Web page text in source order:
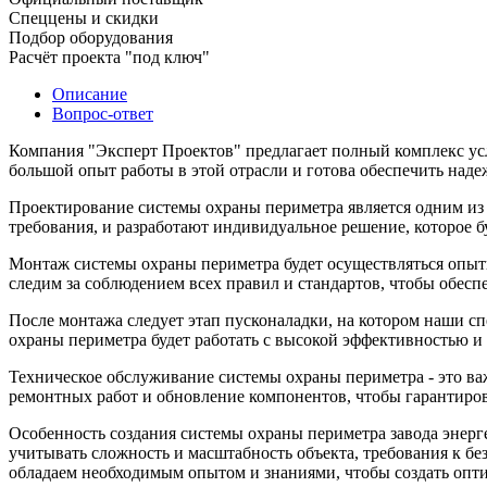
Спеццены и скидки
Подбор оборудования
Расчёт проекта "под ключ"
Описание
Вопрос-ответ
Компания "Эксперт Проектов" предлагает полный комплекс
большой опыт работы в этой отрасли и готова обеспечить
Проектирование системы охраны периметра является одним
требования, и разработают индивидуальное решение, которое
Монтаж системы охраны периметра будет осуществляться
следим за соблюдением всех правил и стандартов, чтобы
После монтажа следует этап пусконаладки, на котором наши
охраны периметра будет работать с высокой эффективностью
Техническое обслуживание системы охраны периметра - это
ремонтных работ и обновление компонентов, чтобы
Особенность создания системы охраны периметра завода
учитывать сложность и масштабность объекта, требования к
обладаем необходимым опытом и знаниями, чтобы создать